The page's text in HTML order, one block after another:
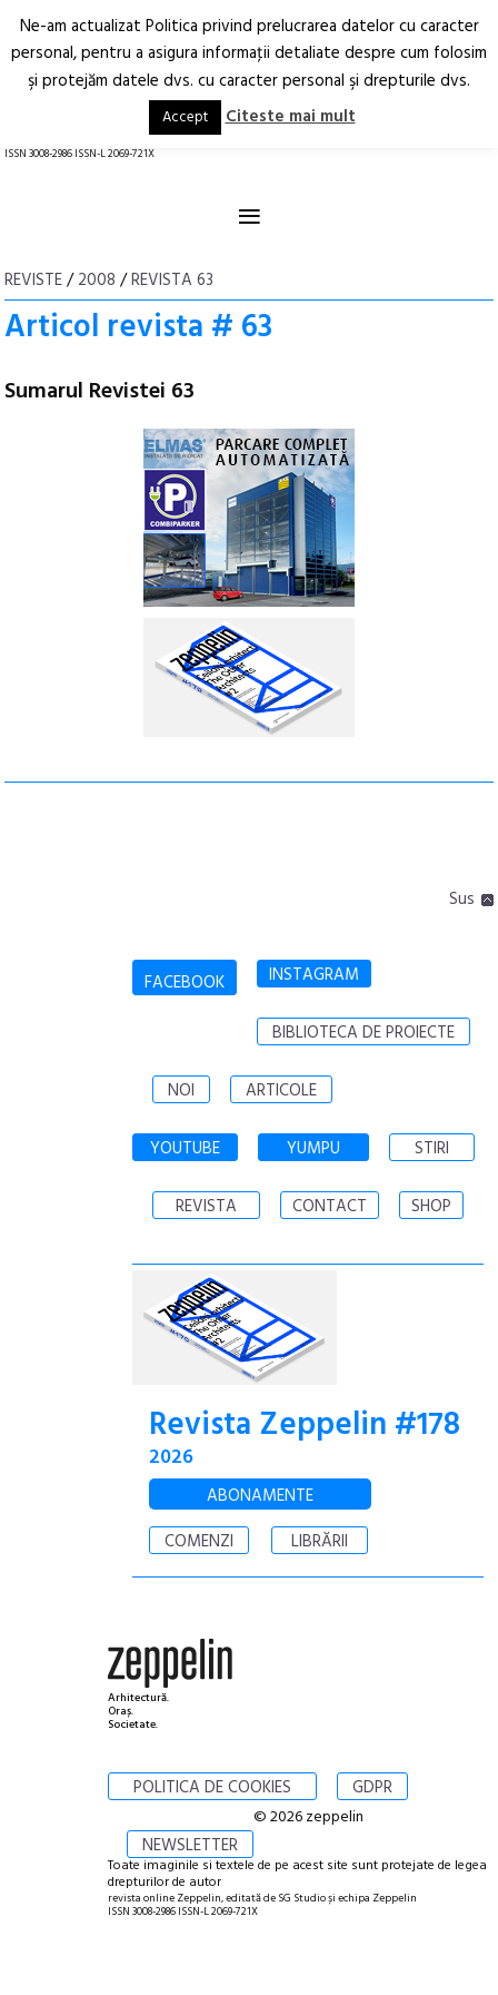
Arhitectură.
Oraș.
RO EN
ISSN 3008-2986 ISSN-L 2069-721X
≡
REVISTE/2008 /REVISTA 63
Articol revista # 63
Sumarul Revistei 63
Sus
FACEBOOK INSTAGRAM
BIBLIOTECA DE PROIECTE
NOI ARTICOLE
YOUTUBE YUMPU STIRI
REVISTA CONTACT SHOP
Revista Zeppelin #178
2026
ABONAMENTE
COMENZI
LIBRĂRII
Arhitectură.
Oraș.
Societate.
POLITICA DE COOKIES GDPR
NEWSLETTER
© 2026 zeppelin
Toate imaginile si textele de pe acest site sunt protejate de legea
drepturilor de autor
revista online Zeppelin, editată de SG Studio și echipa Zeppelin
ISSN 3008-2986 ISSN-L 2069-721X
Ne-am actualizat Politica privind prelucrarea datelor cu caracter
personal, pentru a asigura informaţii detaliate despre cum folosim
şi protejăm datele dvs. cu caracter personal şi drepturile dvs.
Accept Citeste mai mult